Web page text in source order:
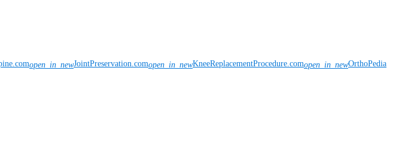
open_in_newJointPreservation.comopen_in_newKneeReplacementProcedure.comopen_in_newOrthoPedia